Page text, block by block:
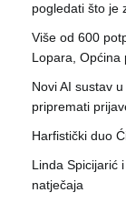
pogledati što je
Više od 600
Lopara, Općina
Novi AI sustav
pripremati
Harfistički duo
Linda Spicijarić
natječaja